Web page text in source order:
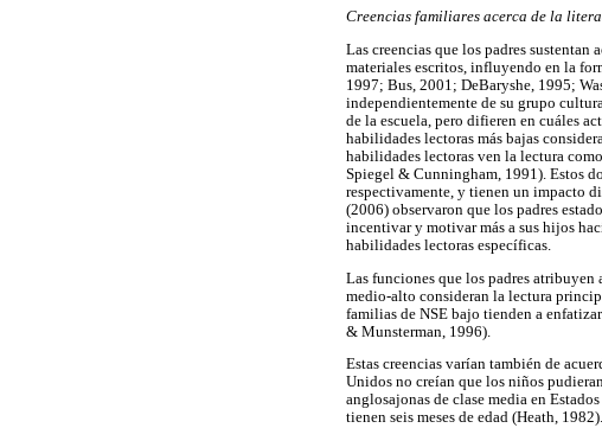
Creencias familiares acerca de la
Las creencias que los padres
materiales escritos, influyendo en la
1997; Bus, 2001; DeBaryshe, 1995;
independientemente de su grupo
de la escuela, pero difieren en cuáles
habilidades lectoras más bajas
habilidades lectoras ven la lectura
Spiegel & Cunningham, 1991). Estos
respectivamente, y tienen un impacto
(2006) observaron que los padres
incentivar y motivar más a sus hijos
habilidades lectoras específicas.
Las funciones que los padres
medio-alto consideran la lectura
familias de NSE bajo tienden a
& Munsterman, 1996).
Estas creencias varían también de
Unidos no creían que los niños
anglosajonas de clase media en
tienen seis meses de edad (Heath, 1982).